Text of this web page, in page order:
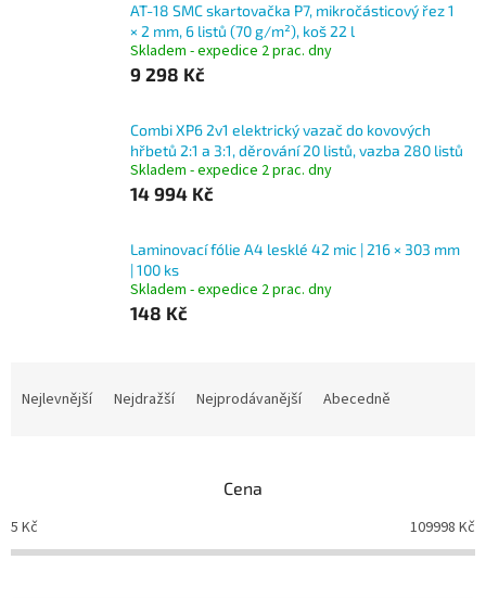
AT-18 SMC skartovačka P7, mikročásticový řez 1
× 2 mm, 6 listů (70 g/m²), koš 22 l
Skladem - expedice 2 prac. dny
9 298 Kč
Combi XP6 2v1 elektrický vazač do kovových
hřbetů 2:1 a 3:1, děrování 20 listů, vazba 280 listů
Skladem - expedice 2 prac. dny
14 994 Kč
Laminovací fólie A4 lesklé 42 mic | 216 × 303 mm
| 100 ks
Skladem - expedice 2 prac. dny
148 Kč
p
r
o
Nejlevnější Nejdražší Nejprodávanější Abecedně
Cena
5 Kč 109998 Kč